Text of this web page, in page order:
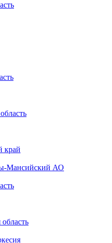
край
Мансийский АО